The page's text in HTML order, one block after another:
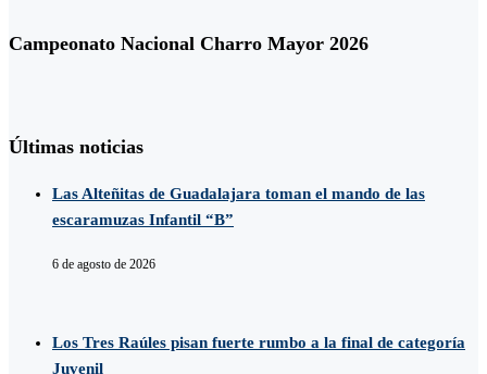
Campeonato Nacional Charro Mayor 2026
Últimas noticias
Las Alteñitas de Guadalajara toman el mando de las
escaramuzas Infantil “B”
6 de agosto de 2026
Los Tres Raúles pisan fuerte rumbo a la final de categoría
Juvenil